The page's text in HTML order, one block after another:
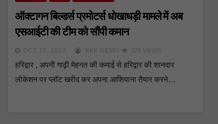
ऑक्टागन बिल्डर्स प्रमोटर्स धोखाधड़ी मामले में अब
एसआईटी की टीम को सौंपी कमान
OCT 10, 2023 BKK NEWS 329 VIEWS
हरिद्वार , अपनी गाढ़ी मेहनत की कमाई से हरिद्वार की शानदार
लोकेशन पर प्लॉट खरीद कर अपना आशियाना तैयार करने…